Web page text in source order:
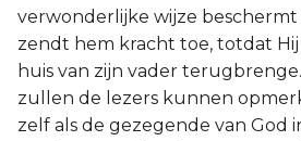
verwonderlijke wijze
zendt hem kracht toe, totdat
huis van zijn vader
zullen de lezers kunnen
zelf als de gezegende van God